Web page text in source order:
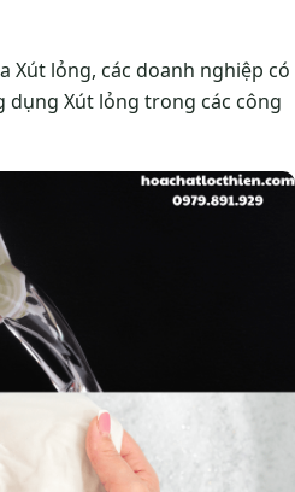
Xút lỏng, các doanh nghiệp có
Xút lỏng trong các công